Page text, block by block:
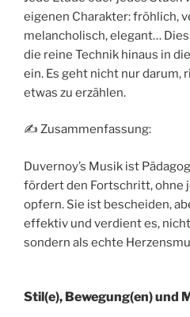
eigenen Charakter: fröhlich,
melancholisch, elegant…
die reine Technik hinaus in
ein. Es geht nicht nur darum,
etwas zu erzählen.
✍️ Zusammenfassung:
Duvernoy’s Musik ist
fördert den Fortschritt, ohne
opfern. Sie ist bescheiden,
effektiv und verdient es,
sondern als echte
Stil(e), Bewegung(en) und